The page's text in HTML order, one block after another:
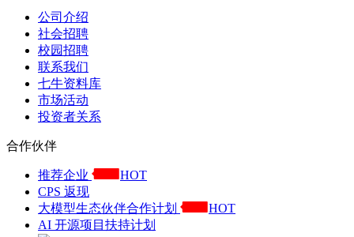
公司介绍
社会招聘
校园招聘
联系我们
七牛资料库
市场活动
投资者关系
合作伙伴
推荐企业
HOT
CPS 返现
大模型生态伙伴合作计划
HOT
AI 开源项目扶持计划